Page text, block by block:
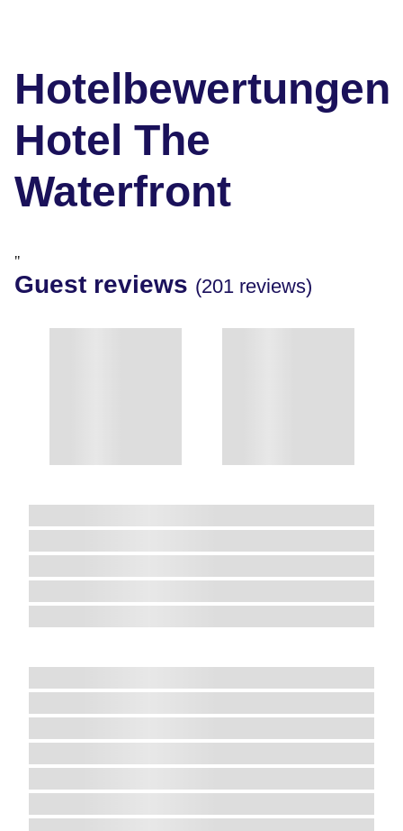
Hotelbewertungen
Hotel The
Waterfront
"
Guest reviews (201 reviews)